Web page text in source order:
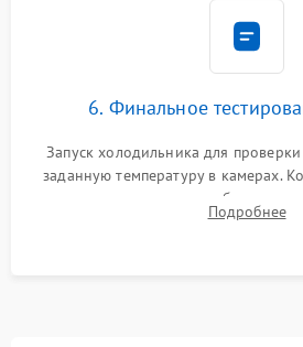
6. Финальное
Запуск холодильника для
заданную температуру в камерах.
компрессора, отсутствия
срабатывания системыПодробнее